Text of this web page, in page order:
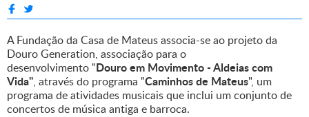
A Fundação da Casa de Mateus associa-se ao projeto da
Douro Generation, associação para o
desenvolvimento "Douro em Movimento - Aldeias com
Vida", através do programa "Caminhos de Mateus", um
programa de atividades musicais que inclui um conjunto de
concertos de música antiga e barroca.